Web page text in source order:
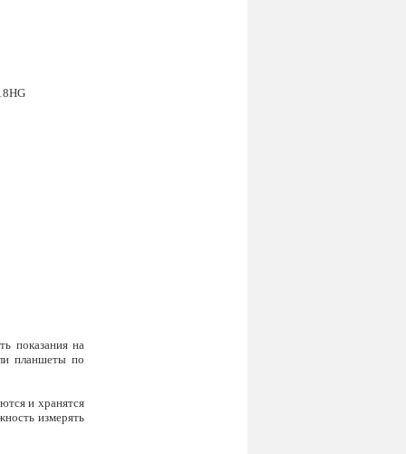
показания на
планшеты по
и хранятся
измерять